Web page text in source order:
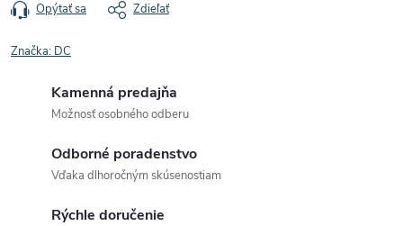
Opýtať sa Zdieľať
Značka: DC
Kamenná predajňa
Možnosť osobného odberu
Odborné poradenstvo
Vďaka dlhoročným skúsenostiam
Rýchle doručenie